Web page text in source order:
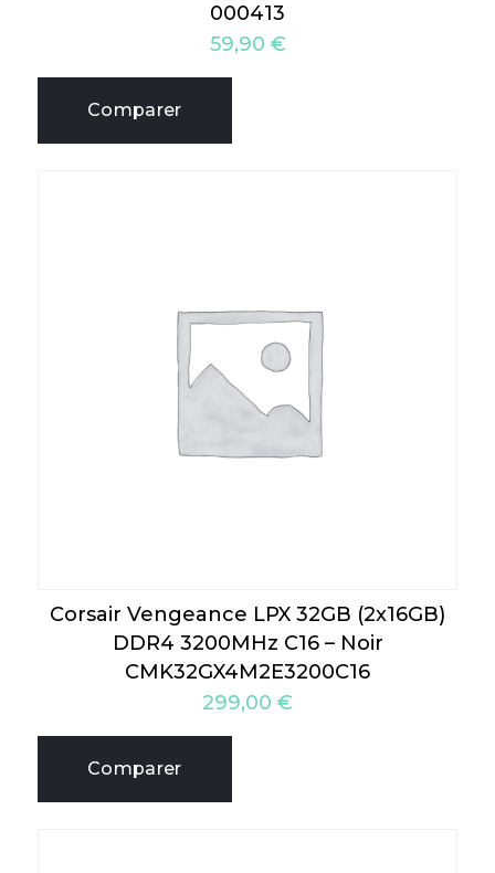
000413
59,90 €
Comparer
Corsair Vengeance LPX 32GB (2x16GB)
DDR4 3200MHz C16 – Noir
CMK32GX4M2E3200C16
299,00 €
Comparer